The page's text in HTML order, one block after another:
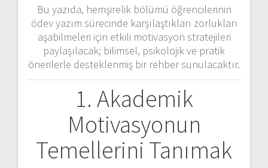
Bu yazıda, hemşirelik bölümü öğrencilerinin
ödev yazım sürecinde karşılaştıkları zorlukları
aşabilmeleri için etkili motivasyon stratejileri
paylaşılacak; bilimsel, psikolojik ve pratik
önerilerle desteklenmiş bir rehber sunulacaktır.
1. Akademik
Motivasyonun
Temellerini Tanımak